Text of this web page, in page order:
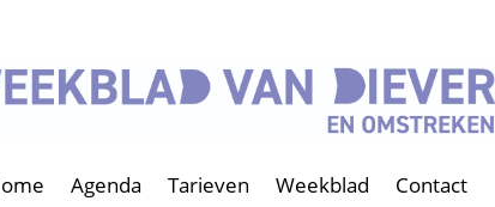
Agenda Tarieven Weekblad Contact